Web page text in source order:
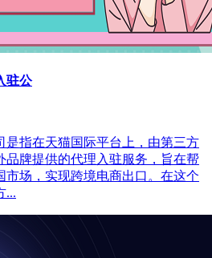
驻公
是指在天猫国际平台上，由第三方
品牌提供的代理入驻服务，旨在帮
市场，实现跨境电商出口。在这个
...